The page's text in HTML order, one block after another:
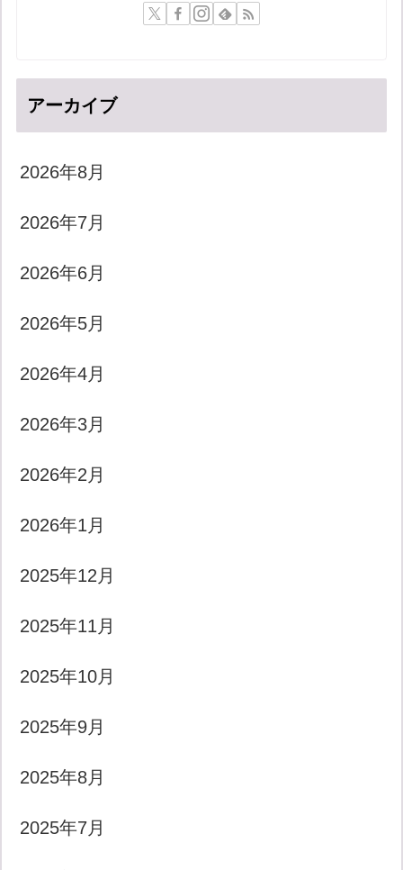
アーカイブ
2026年8月
2026年7月
2026年6月
2026年5月
2026年4月
2026年3月
2026年2月
2026年1月
2025年12月
2025年11月
2025年10月
2025年9月
2025年8月
2025年7月